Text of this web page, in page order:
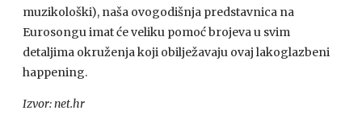
muzikološki), naša ovogodišnja predstavnica na
Eurosongu imat će veliku pomoć brojeva u svim
detaljima okruženja koji obilježavaju ovaj lakoglazbeni
happening.
Izvor: net.hr